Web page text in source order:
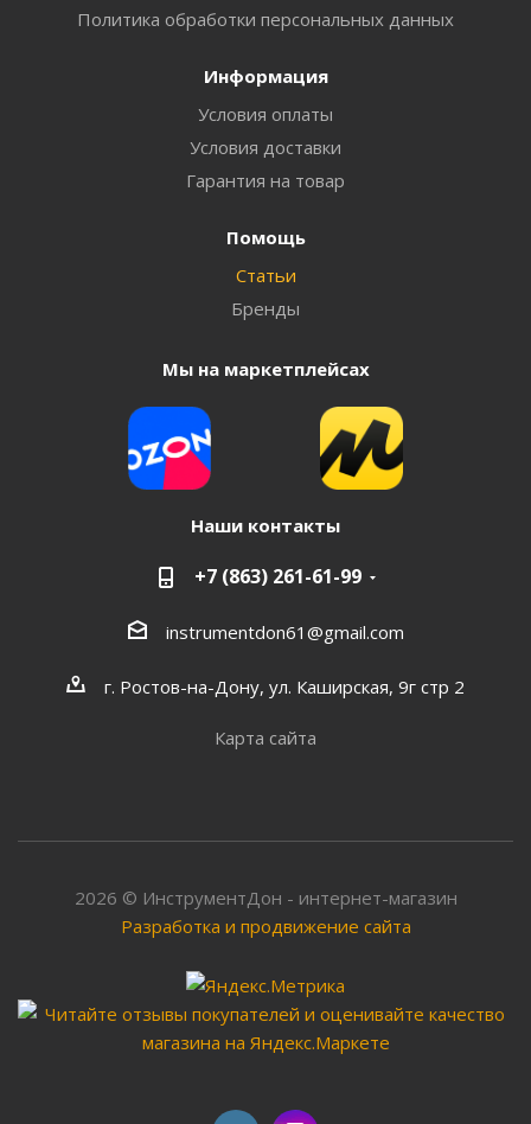
Политика обработки персональных данных
Информация
Условия оплаты
Условия доставки
Гарантия на товар
Помощь
Статьи
Бренды
Мы на маркетплейсах
Наши контакты
+7 (863) 261-61-99
instrumentdon61@gmail.com
г. Ростов-на-Дону, ул. Каширская, 9г стр 2
Карта сайта
2026 © ИнструментДон - интернет-магазин
Разработка и продвижение сайта